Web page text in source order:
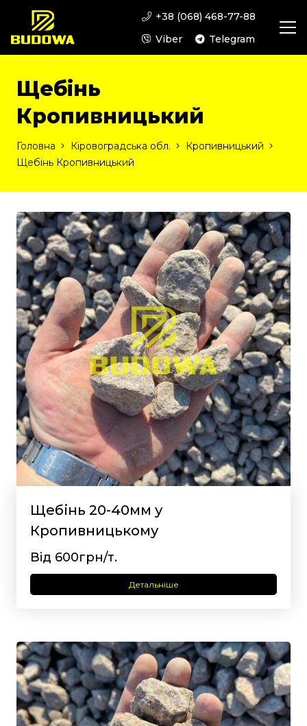
+38 (068) 468-77-88
Viber
Telegram
Щебінь
Кропивницький
Головна Кіровоградська обл.
Кропивницький
Щебінь Кропивницький
Щебінь 20-40мм у
Кропивницькому
Від 600грн/т.
Детальніше